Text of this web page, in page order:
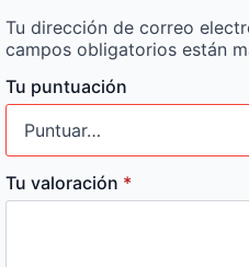
Tu dirección de correo
campos obligatorios están
Tu puntuación
Tu valoración *